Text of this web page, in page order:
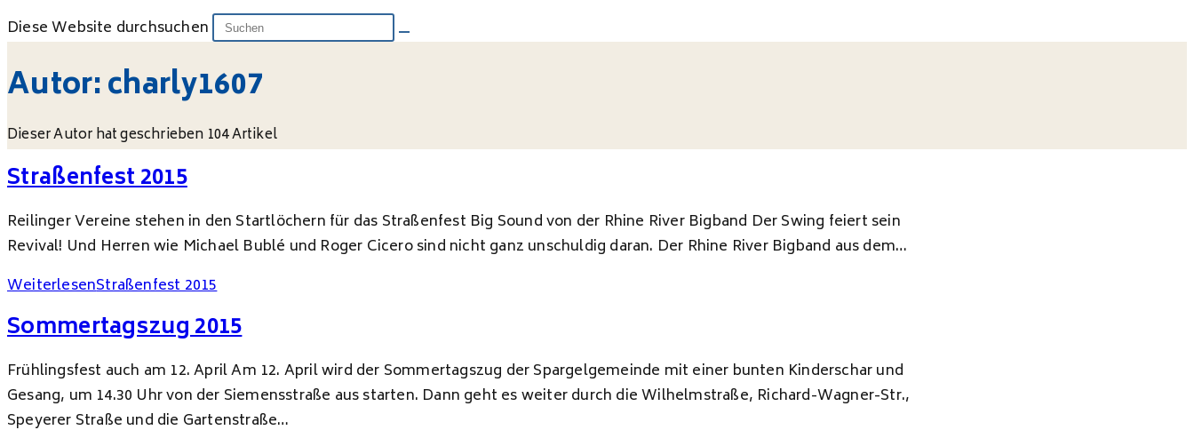
Diese Website durchsuchen
Autor:charly1607
Dieser Autor hat geschrieben 104 Artikel
Straßenfest 2015
Reilinger Vereine stehen in den Startlöchern für das Straßenfest Big Sound von der Rhine River Bigband Der Swing feiert sein
Revival! Und Herren wie Michael Bublé und Roger Cicero sind nicht ganz unschuldig daran. Der Rhine River Bigband aus dem…
WeiterlesenStraßenfest 2015
Sommertagszug 2015
Frühlingsfest auch am 12. April Am 12. April wird der Sommertagszug der Spargelgemeinde mit einer bunten Kinderschar und
Gesang, um 14.30 Uhr von der Siemensstraße aus starten. Dann geht es weiter durch die Wilhelmstraße, Richard-Wagner-Str.,
Speyerer Straße und die Gartenstraße…